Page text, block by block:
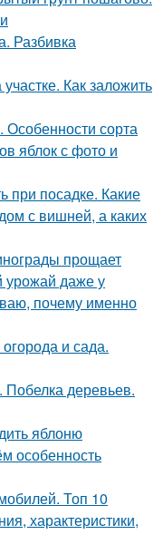
Разбивка
Как заложить
Особенности сорта
яблок с фото и
при посадке. Какие
с вишней, а каких
прощает
урожай даже у
почему именно
и сада.
Побелка деревьев.
яблоню
особенность
Топ 10
характеристики,